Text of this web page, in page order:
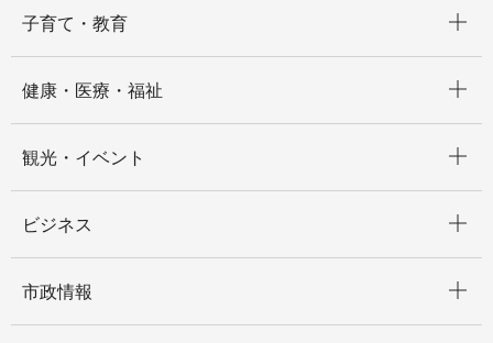
子育て・教育
健康・医療・福祉
観光・イベント
ビジネス
市政情報